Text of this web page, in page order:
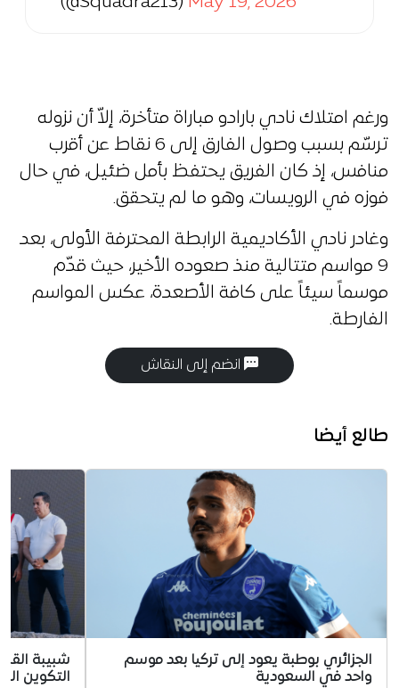
ورغم امتلاك نادي بارادو مباراة متأخرة، إلاّ أن نزوله
ترسّم بسبب وصول الفارق إلى 6 نقاط عن أقرب
منافس، إذ كان الفريق يحتفظ بأمل ضئيل، في حال
فوزه في الرويسات، وهو ما لم يتحقق.
وغادر نادي الأكاديمية الرابطة المحترفة الأولى، بعد
9 مواسم متتالية منذ صعوده الأخير، حيث قدّم
موسماً سيئاً على كافة الأصعدة، عكس المواسم
الفارطة.
انضم إلى النقاش
طالع أيضا
الجزائري بوطبة يعود إلى تركيا بعد موسم
واحد في السعودية
شبيبة
التكوين